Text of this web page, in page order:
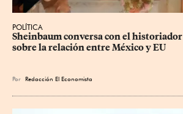
POLÍTICA
Sheinbaum conversa con el
sobre la relación entre México y EU
Por Redacción El Economista